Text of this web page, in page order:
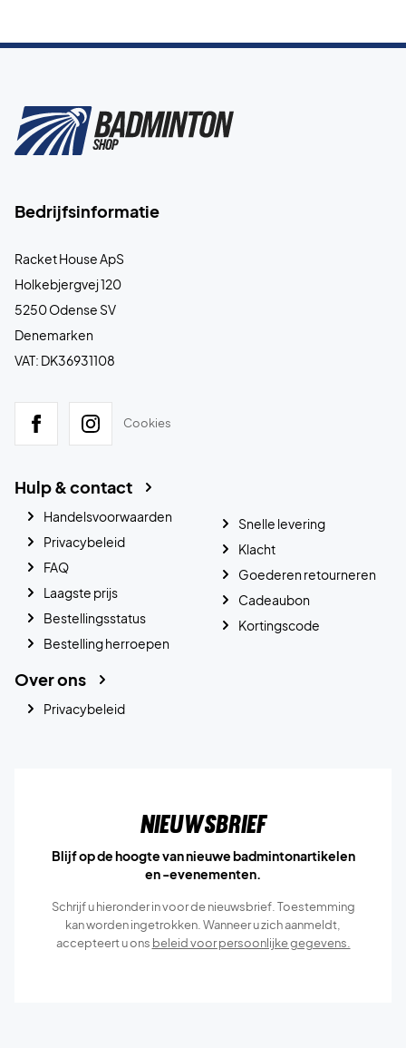
Bedrijfsinformatie
Racket House ApS
Holkebjergvej 120
5250 Odense SV
Denemarken
VAT: DK36931108
Cookies
Hulp & contact
Handelsvoorwaarden
Privacybeleid
FAQ
Laagste prijs
Bestellingsstatus
Bestelling herroepen
Snelle levering
Klacht
Goederen retourneren
Cadeaubon
Kortingscode
Over ons
Privacybeleid
Nieuwsbrief
Blijf op de hoogte van nieuwe badmintonartikelen
en -evenementen.
Schrijf u hieronder in voor de nieuwsbrief. Toestemming
kan worden ingetrokken. Wanneer u zich aanmeldt,
accepteert u ons beleid voor persoonlijke gegevens.